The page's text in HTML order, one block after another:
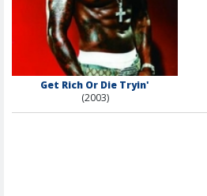
Get Rich Or Die Tryin'
(2003)